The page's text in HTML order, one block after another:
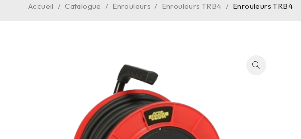
Accueil / Catalogue / Enrouleurs / Enrouleurs TRB4 / Enrouleurs TRB4